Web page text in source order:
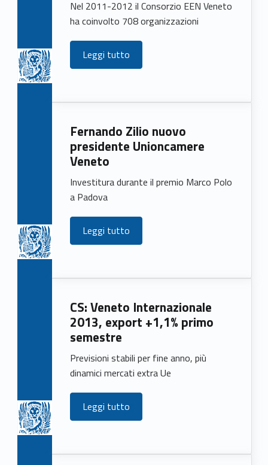
Nel 2011-2012 il Consorzio EEN Veneto
ha coinvolto 708 organizzazioni
Leggi tutto
Fernando Zilio nuovo
presidente Unioncamere
Veneto
Investitura durante il premio Marco Polo
a Padova
Leggi tutto
CS: Veneto Internazionale
2013, export +1,1% primo
semestre
Previsioni stabili per fine anno, più
dinamici mercati extra Ue
Leggi tutto